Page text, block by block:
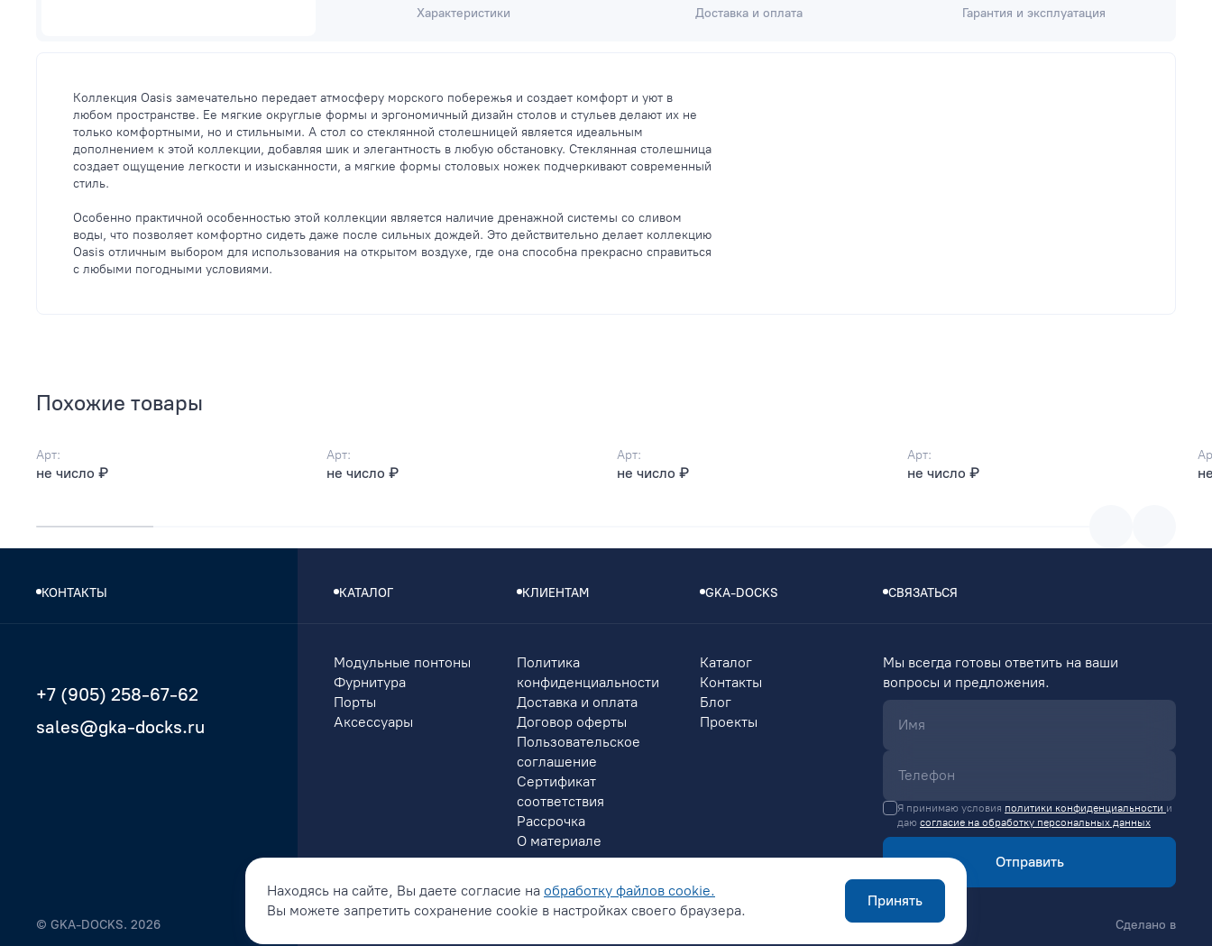
Характеристики Доставка и оплата Гарантия и эксплуатация
Коллекция Oasis замечательно передает атмосферу морского побережья и создает комфорт и уют в
любом пространстве. Ее мягкие округлые формы и эргономичный дизайн столов и стульев делают их не
только комфортными, но и стильными. А стол со стеклянной столешницей является идеальным
дополнением к этой коллекции, добавляя шик и элегантность в любую обстановку. Стеклянная столешница
создает ощущение легкости и изысканности, а мягкие формы столовых ножек подчеркивают современный
стиль.
Особенно практичной особенностью этой коллекции является наличие дренажной системы со сливом
воды, что позволяет комфортно сидеть даже после сильных дождей. Это действительно делает коллекцию
Oasis отличным выбором для использования на открытом воздухе, где она способна прекрасно справиться
с любыми погодными условиями.
Похожие товары
Арт:
не число ₽
Арт:
не число ₽
Арт:
не число ₽
Арт:
не число ₽
КОНТАКТЫ
+7 (905) 258-67-62
sales@gka-docks.ru
© GKA-DOCKS. 2026
КАТАЛОГ КЛИЕНТАМ GKA-DOCKS СВЯЗАТЬСЯ
Модульные понтоны
Фурнитура
Порты
Аксессуары
Политика
конфиденциальности
Доставка и оплата
Договор оферты
Пользовательское
соглашение
Сертификат
соответствия
Рассрочка
О материале
Каталог
Контакты
Блог
Проекты
Мы всегда готовы ответить на ваши
вопросы и предложения.
Я принимаю условия политики конфиденциальности и
даю согласие на обработку персональных данных
Отправить
Сделано в
Находясь на сайте, Вы даете согласие на обработку файлов cookie.
Вы можете запретить сохранение cookie в настройках своего браузера.
Принять